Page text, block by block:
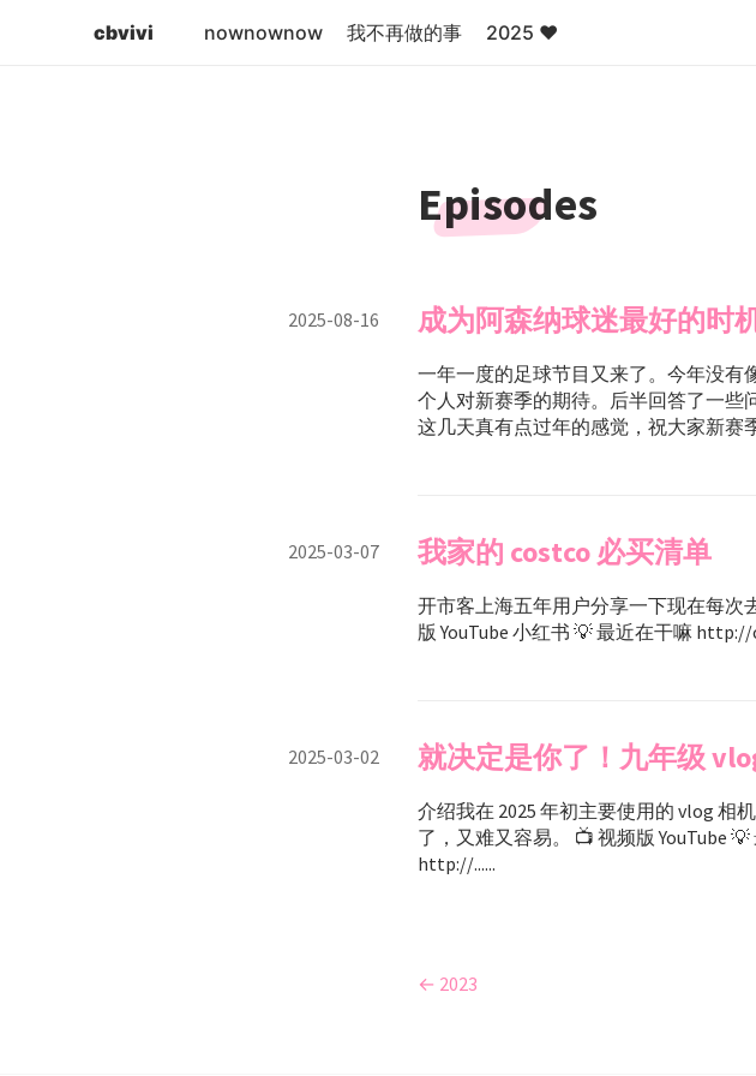
cbvivi nownownow 我不再做的事 2025 ❤️
Episodes
成为阿森纳球迷最好的时
一年一度的足球节目又来了。今年没有
个人对新赛季的期待。后半回答了一些
这几天真有点过年的感觉，祝大家新赛
2025-08-16
我家的 costco 必买清单
开市客上海五年用户分享一下现在每次
版 YouTube 小红书 💡 最近在干嘛
2025-03-07
就决定是你了！九年级
介绍我在 2025 年初主要使用的 vlog 相
了，又难又容易。 📺 视频版 YouTube
http://......
2025-03-02
← 2023